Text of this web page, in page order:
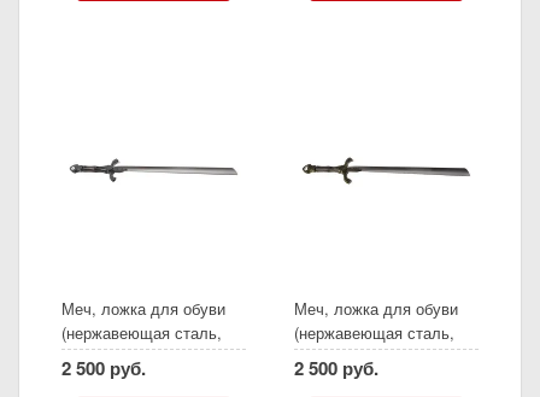
Меч, ложка для обуви
(нержавеющая сталь,
ясень, серебро)
2 500 руб.
Меч, ложка для обуви
(нержавеющая сталь,
ясень, золото)
2 500 руб.